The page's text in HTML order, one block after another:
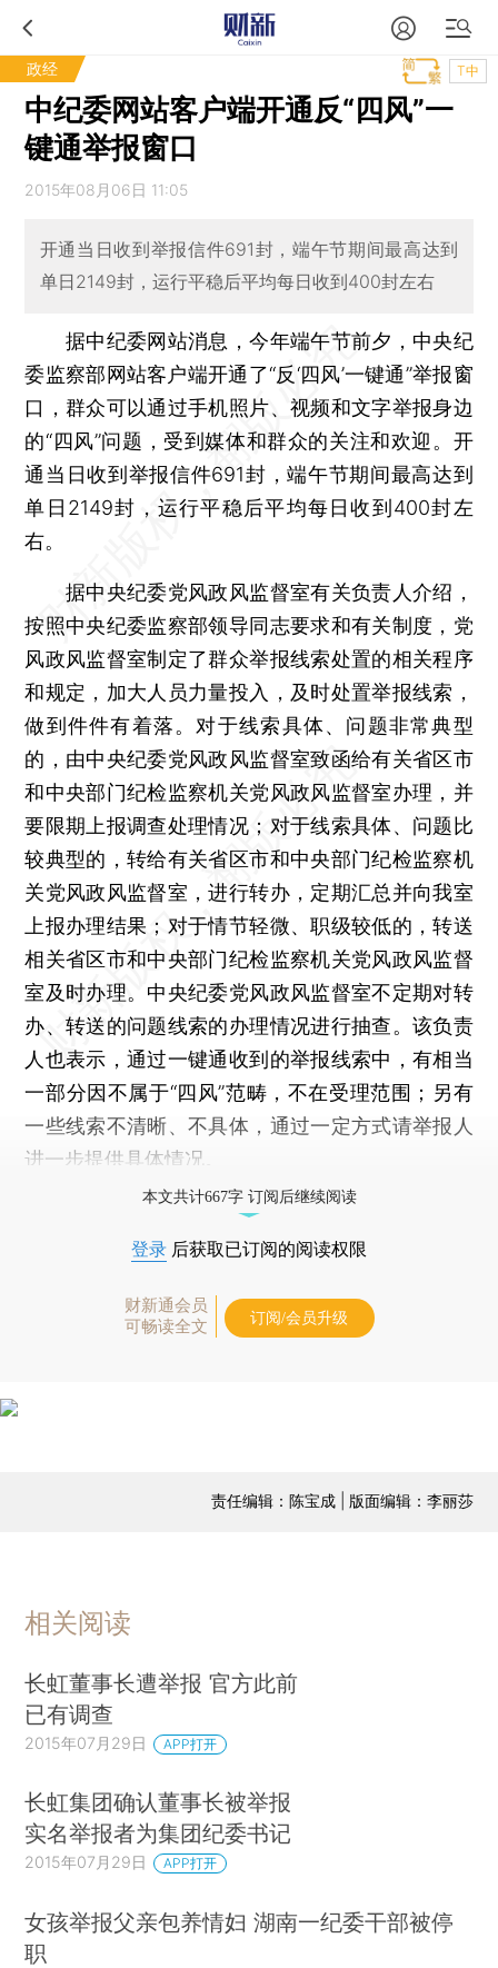
政经 T中
中纪委网站客户端开通反“四风”一
键通举报窗口
2015年08月06日 11:05
开通当日收到举报信件691封，端午节期间最高达到
单日2149封，运行平稳后平均每日收到400封左右
据中纪委网站消息，今年端午节前夕，中央纪
委监察部网站客户端开通了“反‘四风’一键通”举报窗
口，群众可以通过手机照片、视频和文字举报身边
的“四风”问题，受到媒体和群众的关注和欢迎。开
通当日收到举报信件691封，端午节期间最高达到
单日2149封，运行平稳后平均每日收到400封左
右。
据中央纪委党风政风监督室有关负责人介绍，
按照中央纪委监察部领导同志要求和有关制度，党
风政风监督室制定了群众举报线索处置的相关程序
和规定，加大人员力量投入，及时处置举报线索，
做到件件有着落。对于线索具体、问题非常典型
的，由中央纪委党风政风监督室致函给有关省区市
和中央部门纪检监察机关党风政风监督室办理，并
要限期上报调查处理情况；对于线索具体、问题比
较典型的，转给有关省区市和中央部门纪检监察机
关党风政风监督室，进行转办，定期汇总并向我室
上报办理结果；对于情节轻微、职级较低的，转送
相关省区市和中央部门纪检监察机关党风政风监督
室及时办理。中央纪委党风政风监督室不定期对转
办、转送的问题线索的办理情况进行抽查。该负责
人也表示，通过一键通收到的举报线索中，有相当
一部分因不属于“四风”范畴，不在受理范围；另有
一些线索不清晰、不具体，通过一定方式请举报人
进一步提供具体情况。
本文共计667字 订阅后继续阅读
登录 后获取已订阅的阅读权限
财新通会员
可畅读全文
订阅/会员升级
责任编辑：陈宝成 | 版面编辑：李丽莎
相关阅读
长虹董事长遭举报 官方此前
已有调查
2015年07月29日 APP打开
长虹集团确认董事长被举报
实名举报者为集团纪委书记
2015年07月29日 APP打开
女孩举报父亲包养情妇 湖南一纪委干部被停
职